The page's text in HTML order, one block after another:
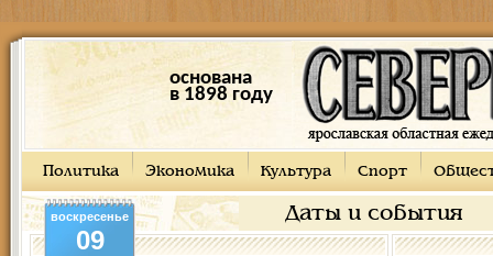
основана
в 1898 году
Политика Экономика Культура Спорт
Даты и события
воскресенье
09